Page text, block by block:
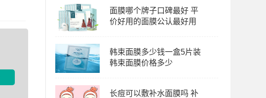
面膜哪个牌子口碑最好 平
价好用的面膜公认最好用
韩束面膜多少钱一盒5片装
韩束面膜价格多少
长痘可以敷补水面膜吗 补